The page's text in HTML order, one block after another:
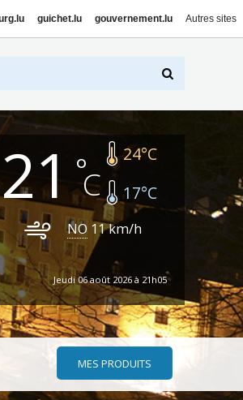
guichet.lu gouvernement.lu Autres sites
21 24°C
17°C
NO 11km/h
Jeudi 06 août 2026 à 21h05
MES PRODUITS